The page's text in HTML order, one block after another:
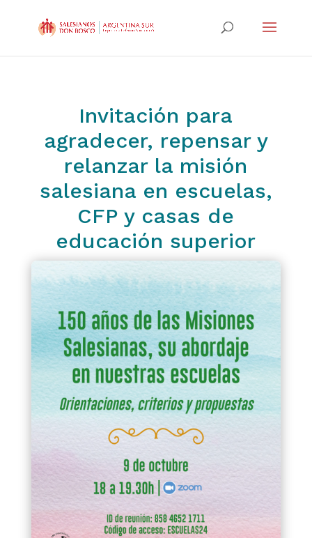
Invitación para
agradecer, repensar y
relanzar la misión
salesiana en escuelas,
CFP y casas de
educación superior